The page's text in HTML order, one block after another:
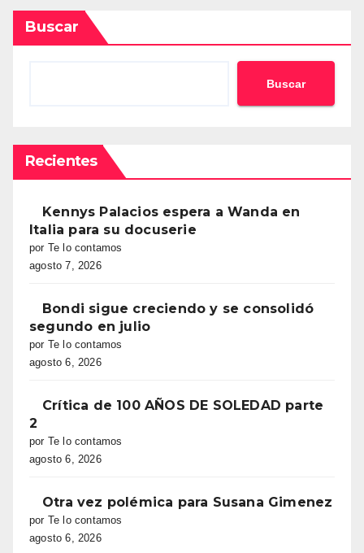
Buscar
Buscar
Recientes
Kennys Palacios espera a Wanda en
Italia para su docuserie
por Te lo contamos
agosto 7, 2026
Bondi sigue creciendo y se consolidó
segundo en julio
por Te lo contamos
agosto 6, 2026
Crítica de 100 AÑOS DE SOLEDAD parte
2
por Te lo contamos
agosto 6, 2026
Otra vez polémica para Susana Gimenez
por Te lo contamos
agosto 6, 2026